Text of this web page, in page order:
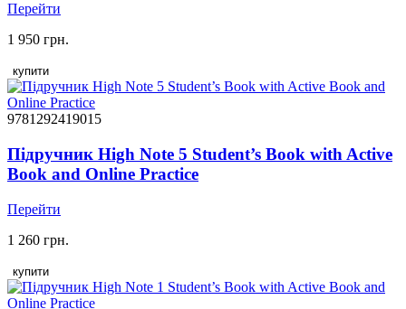
Перейти
1 950 грн.
купити
9781292419015
Підручник High Note 5 Student’s Book with Active
Book and Online Practice
Перейти
1 260 грн.
купити